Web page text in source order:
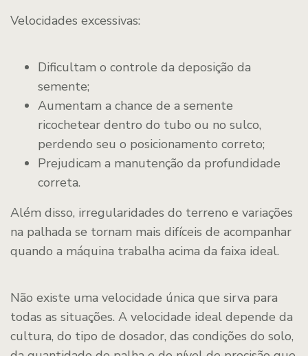
Velocidades excessivas:
Dificultam o controle da deposição da
semente;
Aumentam a chance de a semente
ricochetear dentro do tubo ou no sulco,
perdendo seu o posicionamento correto;
Prejudicam a manutenção da profundidade
correta.
Além disso, irregularidades do terreno e variações
na palhada se tornam mais difíceis de acompanhar
quando a máquina trabalha acima da faixa ideal.
Não existe uma velocidade única que sirva para
todas as situações. A velocidade ideal depende da
cultura, do tipo de dosador, das condições do solo,